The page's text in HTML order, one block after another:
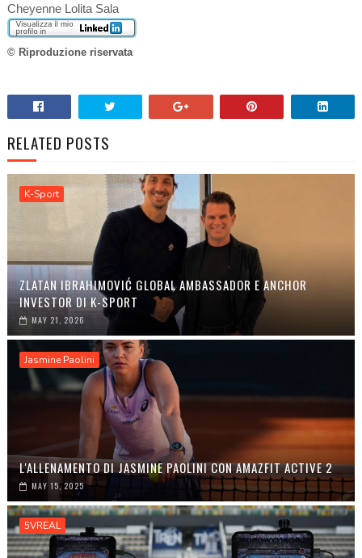
Cheyenne Lolita Sala
© Riproduzione riservata
RELATED POSTS
K-Sport
ZLATAN IBRAHIMOVIĆ GLOBAL AMBASSADOR E ANCHOR
INVESTOR DI K-SPORT
MAY 21, 2026
Jasmine Paolini
L'ALLENAMENTO DI JASMINE PAOLINI CON AMAZFIT ACTIVE 2
MAY 15, 2025
5VREAL